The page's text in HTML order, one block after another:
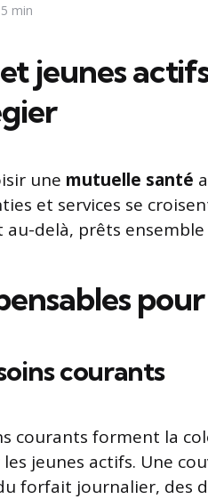
5 min
jeunes
une mutuelle santé
et services se
delà, prêts ensemble
courants
courants forment la
jeunes actifs. Une
forfait journalier, des